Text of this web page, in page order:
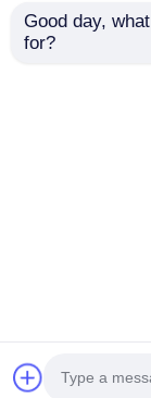
Good day,
for?